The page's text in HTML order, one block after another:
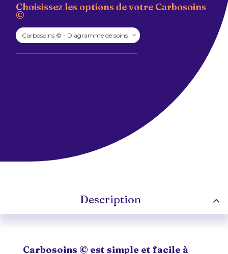
Choisissez les options de votre Carbosoins
©
Description
Carbosoins © est simple et facile à